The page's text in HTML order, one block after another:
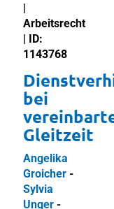
|
Arbeitsrecht
| ID:
1143768
bei
Gleitzeit
Angelika
Groicher -
Sylvia
Unger -